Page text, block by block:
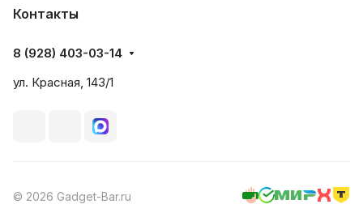
Контакты
8 (928) 403-03-14
ул. Красная, 143/1
© 2026 Gadget-Bar.ru